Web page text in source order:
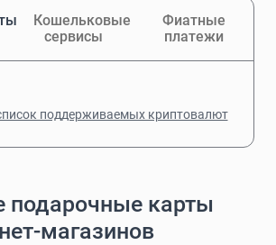
Кошельковые
сервисы
Фиатные
платежи
поддерживаемых криптовалют
подарочные карты
магазинов